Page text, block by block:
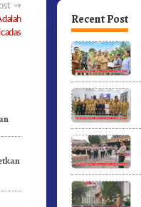
Recent Post